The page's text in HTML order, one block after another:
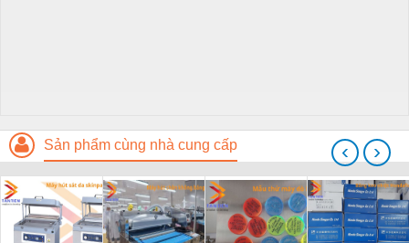
Sản phẩm cùng nhà cung cấp ‹ ›